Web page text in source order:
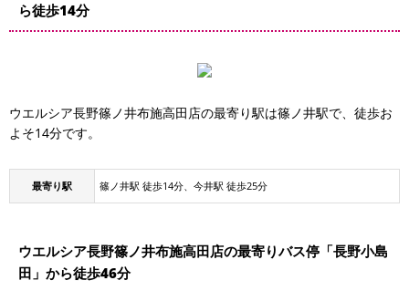
ら徒歩14分
ウエルシア長野篠ノ井布施高田店の最寄り駅は篠ノ井駅で、徒歩お
よそ14分です。
最寄り駅 篠ノ井駅 徒歩14分、今井駅 徒歩25分
ウエルシア長野篠ノ井布施高田店の最寄りバス停「長野小島
田」から徒歩46分